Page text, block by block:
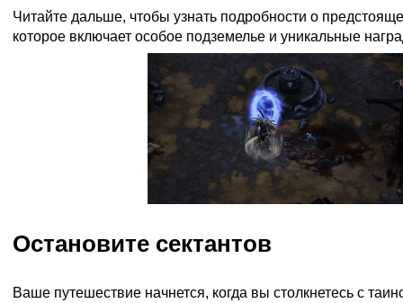
Читайте дальше, чтобы узнать подробности о
которое включает особое подземелье и уникальные
Остановите сектантов
Ваше путешествие начнется, когда вы столкнетесь с